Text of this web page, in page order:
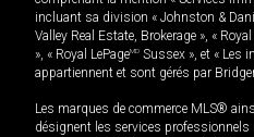
incluant sa division « Johnston &
Valley Real Estate, Brokerage », « Royal
», « Royal LePageMD Sussex », et « Les
appartiennent et sont gérés par
Les marques de commerce MLS®
désignent les services